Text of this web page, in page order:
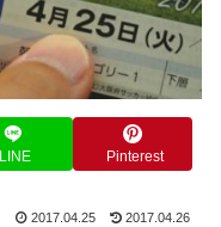
LINE Pinterest
2017.04.25 2017.04.26